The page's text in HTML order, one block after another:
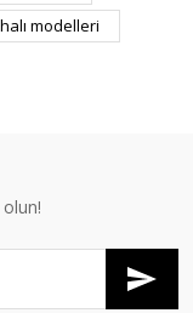
modelleri